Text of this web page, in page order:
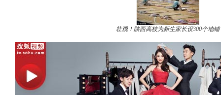
壮观！陕西高校为新生家长设300个地铺